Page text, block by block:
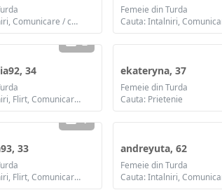
Cauta: Intalniri, Comunicare / chat, Prietenie, Casatorie
Femeie din Turda
2
34
Cauta: Intalniri, Flirt, Comunicare / chat, Prietenie, Casatorie
ekateryna, 37
Femeie din Turda
Cauta: Prietenie
1
33
Cauta: Intalniri, Flirt, Comunicare / chat, Prietenie, Casatorie
andreyuta, 62
Femeie din Turda